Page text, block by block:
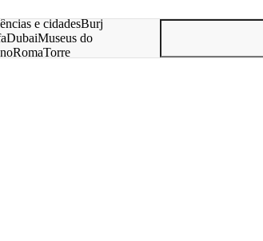
e cidadesBurj
DubaiMuseus do
RomaTorre